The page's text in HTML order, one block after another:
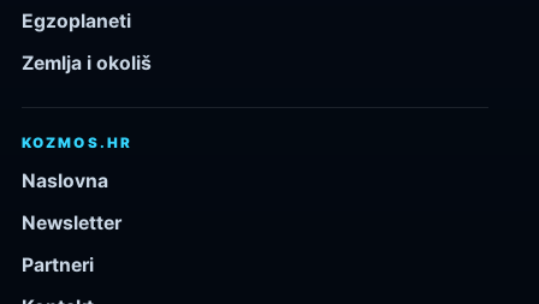
Egzoplaneti
Zemlja i okoliš
KOZMOS.HR
Naslovna
Newsletter
Partneri